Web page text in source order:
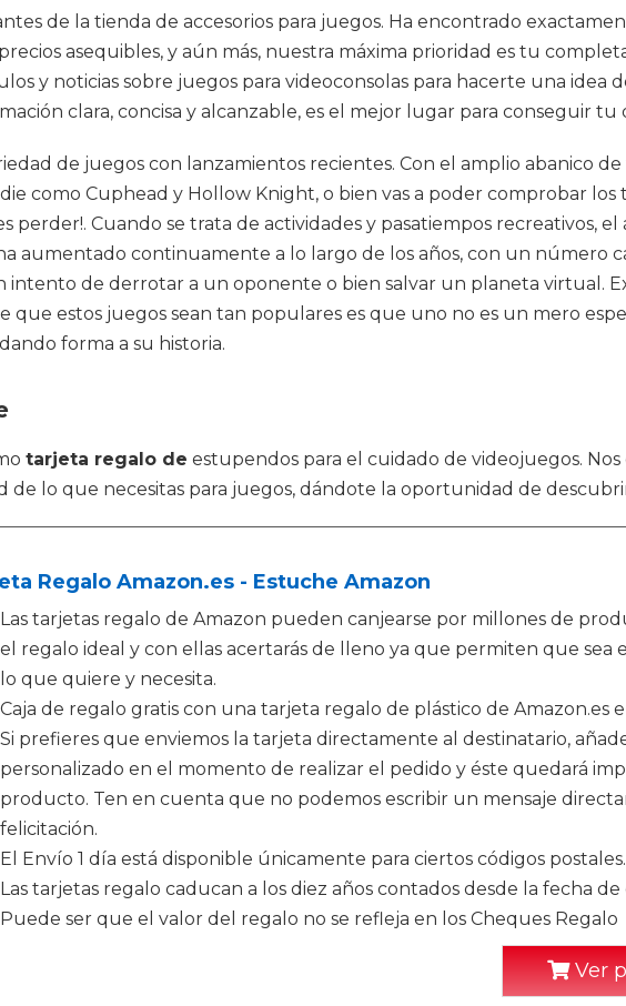
de la tienda de accesorios para juegos. Ha encontrado
asequibles, y aún más, nuestra máxima prioridad es tu
y noticias sobre juegos para videoconsolas para hacerte una idea
clara, concisa y alcanzable, es el mejor lugar para conseguir tu
de juegos con lanzamientos recientes. Con el amplio abanico
como Cuphead y Hollow Knight, o bien vas a poder comprobar los
Cuando se trata de actividades y pasatiempos recreativos,
aumentado continuamente a lo largo de los años, con un número
intento de derrotar a un oponente o bien salvar un planeta virtual.
estos juegos sean tan populares es que uno no es un mero
forma a su historia.
tarjeta regalo de estupendos para el cuidado de videojuegos.
lo que necesitas para juegos, dándote la oportunidad de
Regalo Amazon.es - Estuche Amazon
Las tarjetas regalo de Amazon pueden canjearse por millones de
el regalo ideal y con ellas acertarás de lleno ya que permiten que sea
lo que quiere y necesita.
Caja de regalo gratis con una tarjeta regalo de plástico de Amazon.es
Si prefieres que enviemos la tarjeta directamente al destinatario,
personalizado en el momento de realizar el pedido y éste quedará
producto. Ten en cuenta que no podemos escribir un mensaje
felicitación.
El Envío 1 día está disponible únicamente para ciertos códigos postales.
Las tarjetas regalo caducan a los diez años contados desde la fecha de
Puede ser que el valor del regalo no se refleja en los Cheques Regalo
Ver